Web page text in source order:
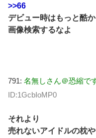
>>66
デビュー時はもっと酷
画像検索するなよ
791: 名無しさん＠恐縮で
ID:1GcbIoMP0
それより
売れないアイドルの枕